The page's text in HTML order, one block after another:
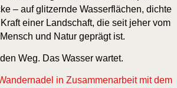
– auf glit­zern­de Was­ser­flä­chen, dich­te
einer Land­schaft, die seit jeher vom
und Natur geprägt ist.
Weg. Das Was­ser wartet.
in Zusam­men­ar­beit mit dem